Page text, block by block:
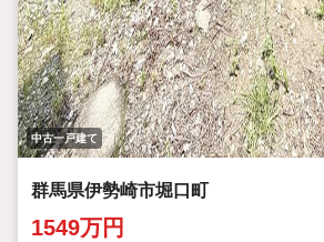
中古一戸建て
群馬県伊勢崎市堀口町
1549万円